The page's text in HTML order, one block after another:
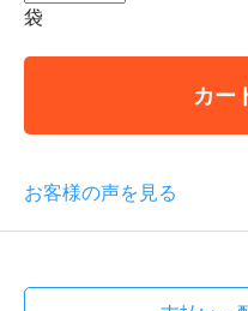
袋
カー
お客様の声を見る